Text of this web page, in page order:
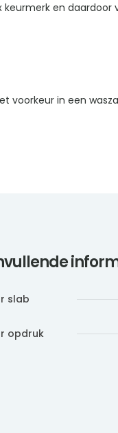
en daardoor
voorkeur in een
slab
opdruk